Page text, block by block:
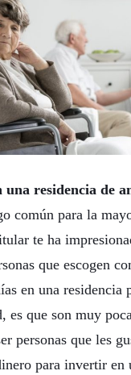
residencia de
común para la
te ha
que escogen
en una residencia
es que son muy
personas que les
para invertir en